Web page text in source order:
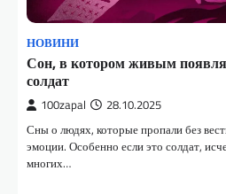
НОВИНИ
Сон, в котором живым
солдат
100zapal 28.10.2025
Сны о людях, которые пропали без
эмоции. Особенно если это солдат,
многих…